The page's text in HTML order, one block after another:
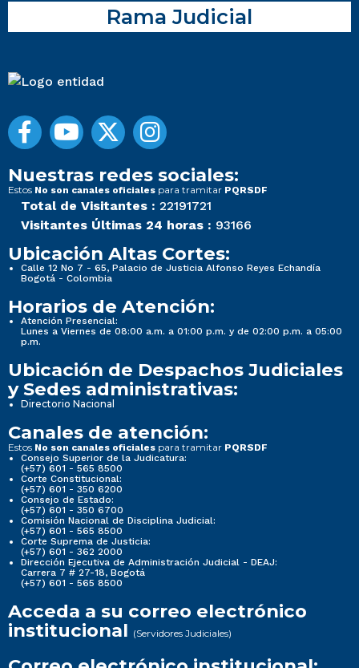
Rama Judicial
Nuestras redes sociales:
Estos No son canales oficiales para tramitar PQRSDF
Total de Visitantes : 22191721
Visitantes Últimas 24 horas : 93166
Ubicación Altas Cortes:
Calle 12 No 7 - 65, Palacio de Justicia Alfonso Reyes Echandía
Bogotá - Colombia
Horarios de Atención:
Atención Presencial:
Lunes a Viernes de 08:00 a.m. a 01:00 p.m. y de 02:00 p.m. a 05:00
p.m.
Ubicación de Despachos Judiciales
y Sedes administrativas:
Directorio Nacional
Canales de atención:
Estos No son canales oficiales para tramitar PQRSDF
Consejo Superior de la Judicatura:
(+57) 601 - 565 8500
Corte Constitucional:
(+57) 601 - 350 6200
Consejo de Estado:
(+57) 601 - 350 6700
Comisión Nacional de Disciplina Judicial:
(+57) 601 - 565 8500
Corte Suprema de Justicia:
(+57) 601 - 362 2000
Dirección Ejecutiva de Administración Judicial - DEAJ:
Carrera 7 # 27-18, Bogotá
(+57) 601 - 565 8500
Acceda a su correo electrónico
institucional (Servidores Judiciales)